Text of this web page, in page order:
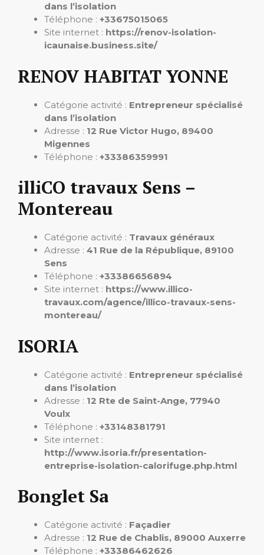
dans l’isolation
Téléphone : +33675015065
Site internet : https://renov-isolation-
icaunaise.business.site/
RENOV HABITAT YONNE
Catégorie activité : Entrepreneur spécialisé
dans l’isolation
Adresse : 12 Rue Victor Hugo, 89400
Migennes
Téléphone : +33386359991
illiCO travaux Sens –
Montereau
Catégorie activité : Travaux généraux
Adresse : 41 Rue de la République, 89100
Sens
Téléphone : +33386656894
Site internet : https://www.illico-
travaux.com/agence/illico-travaux-sens-
montereau/
ISORIA
Catégorie activité : Entrepreneur spécialisé
dans l’isolation
Adresse : 12 Rte de Saint-Ange, 77940
Voulx
Téléphone : +33148381791
Site internet :
http://www.isoria.fr/presentation-
entreprise-isolation-calorifuge.php.html
Bonglet Sa
Catégorie activité : Façadier
Adresse : 12 Rue de Chablis, 89000 Auxerre
Téléphone : +33386462626